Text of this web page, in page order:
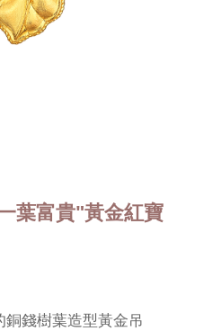
葉富貴"黃金紅寶
錢樹葉造型黃金吊